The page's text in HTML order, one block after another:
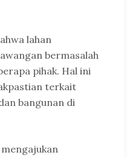
lahan
bermasalah
pihak. Hal ini
terkait
bangunan di